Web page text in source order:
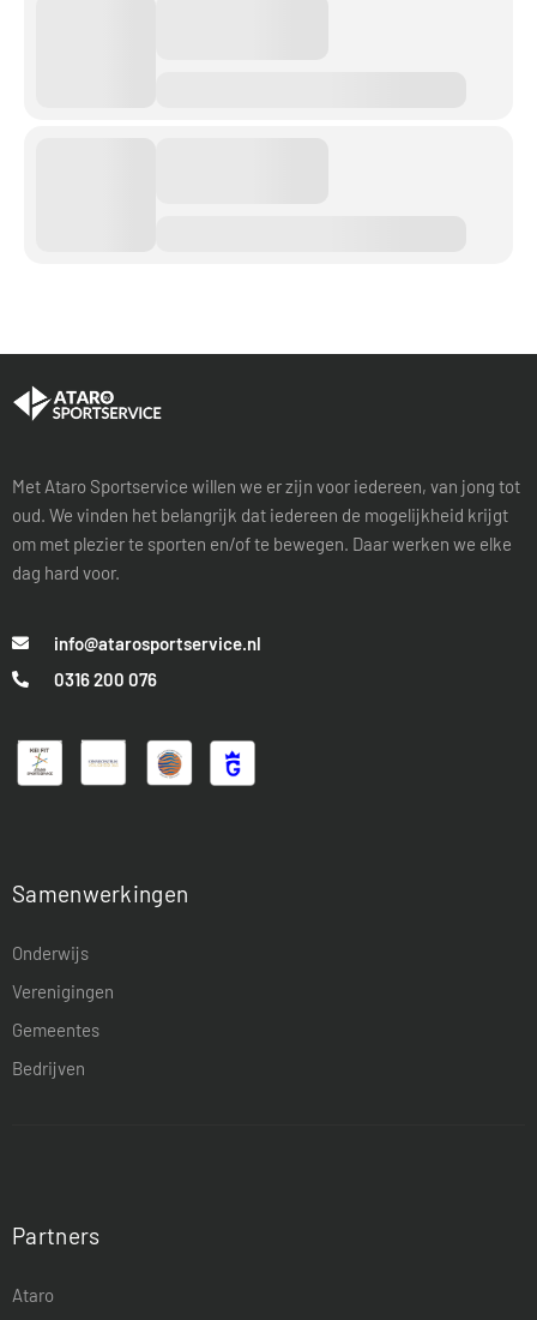
Met Ataro Sportservice willen we er zijn voor iedereen, van jong tot
oud. We vinden het belangrijk dat iedereen de mogelijkheid krijgt
om met plezier te sporten en/of te bewegen. Daar werken we elke
dag hard voor.
info@atarosportservice.nl
0316 200 076
Samenwerkingen
Onderwijs
Verenigingen
Gemeentes
Bedrijven
Partners
Ataro